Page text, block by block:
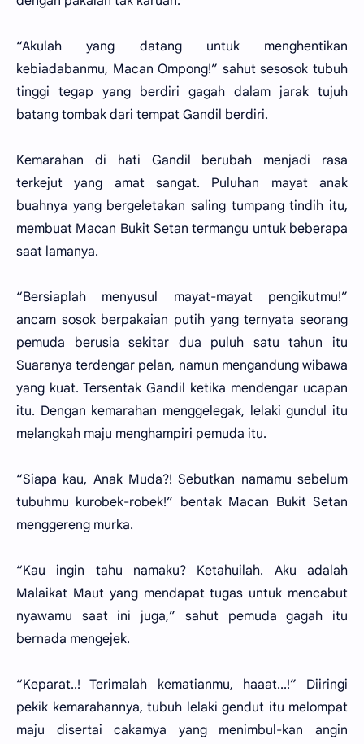
“Akulah yang datang untuk menghentikan
kebiadabanmu, Macan Ompong!” sahut sesosok tubuh
tinggi tegap yang berdiri gagah dalam jarak tujuh
batang tombak dari tempat Gandil berdiri.
Kemarahan di hati Gandil berubah menjadi rasa
terkejut yang amat sangat. Puluhan mayat anak
buahnya yang bergeletakan saling tumpang tindih itu,
membuat Macan Bukit Setan termangu untuk beberapa
saat lamanya.
“Bersiaplah menyusul mayat-mayat pengikutmu!”
ancam sosok berpakaian putih yang ternyata seorang
pemuda berusia sekitar dua puluh satu tahun itu
Suaranya terdengar pelan, namun mengandung wibawa
yang kuat. Tersentak Gandil ketika mendengar ucapan
itu. Dengan kemarahan menggelegak, lelaki gundul itu
melangkah maju menghampiri pemuda itu.
“Siapa kau, Anak Muda?! Sebutkan namamu sebelum
tubuhmu kurobek-robek!” bentak Macan Bukit Setan
menggereng murka.
“Kau ingin tahu namaku? Ketahuilah. Aku adalah
Malaikat Maut yang mendapat tugas untuk mencabut
nyawamu saat ini juga,” sahut pemuda gagah itu
bernada mengejek.
“Keparat..! Terimalah kematianmu, haaat...!” Diiringi
pekik kemarahannya, tubuh lelaki gendut itu melompat
maju disertai cakamya yang menimbul-kan angin